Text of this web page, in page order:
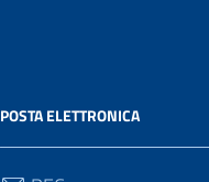
POSTA ELETTRONICA